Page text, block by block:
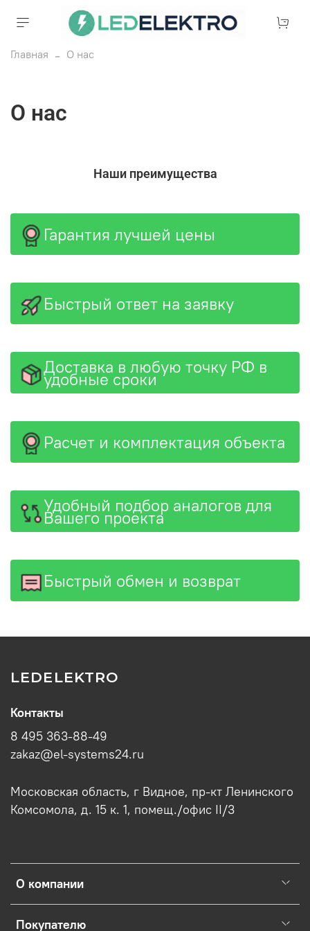
Главная О нас
О нас
Наши преимущества
Гарантия лучшей цены
Быстрый ответ на заявку
Доставка в любую точку РФ в
удобные сроки
Расчет и комплектация объекта
Удобный подбор аналогов для
Вашего проекта
Быстрый обмен и возврат
LEDELEKTRO
О компании
Покупателю
Контакты
8 495 363-88-49
zakaz@el-systems24.ru
Московская область, г Видное, пр-кт Ленинского
Комсомола, д. 15 к. 1, помещ./офис II/3